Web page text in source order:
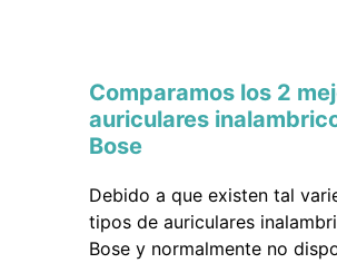
Comparamos los 2
auriculares
Bose
Debido a que existen tal
tipos de auriculares
Bose y normalmente no